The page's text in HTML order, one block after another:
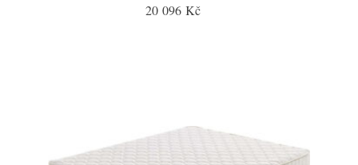
20 096 Kč